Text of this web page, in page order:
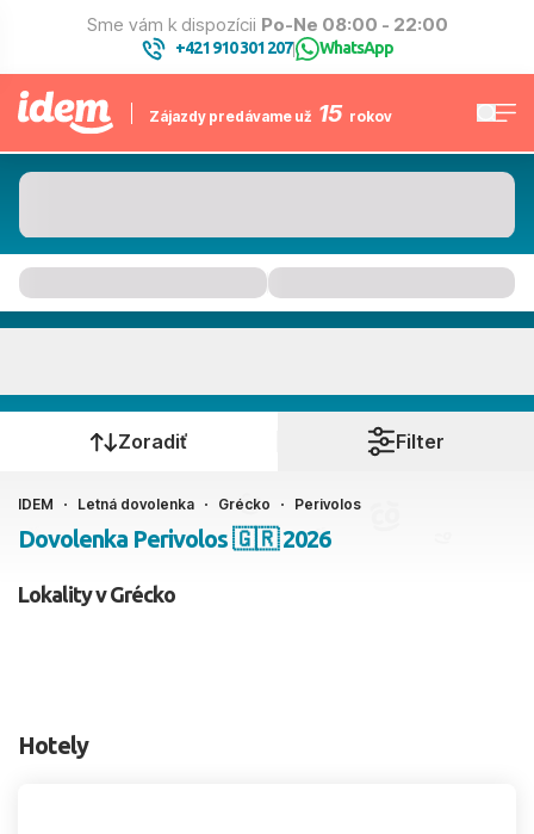
Sme vám k dispozícii Po-Ne 08:00 - 22:00
+421 910 301 207| WhatsApp
Zájazdy predávame už 15 rokov
Kedy cestujete?
Ako cestujete?
2 dospelí, 0 deti
Zoradiť Filter
IDEM Letná dovolenka Grécko Perivolos
Dovolenka Perivolos 🇬🇷 2026
Lokality v Grécko
Hotely